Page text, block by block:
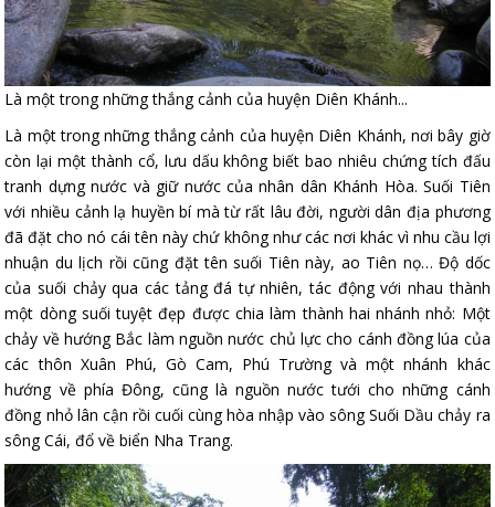
Là một trong những thắng cảnh của huyện Diên Khánh...
Là một trong những thắng cảnh của huyện Diên Khánh, nơi bây giờ
còn lại một thành cổ, lưu dấu không biết bao nhiêu chứng tích đấu
tranh dựng nước và giữ nước của nhân dân Khánh Hòa. Suối Tiên
với nhiều cảnh lạ huyền bí mà từ rất lâu đời, người dân địa phương
đã đặt cho nó cái tên này chứ không như các nơi khác vì nhu cầu lợi
nhuận du lịch rồi cũng đặt tên suối Tiên này, ao Tiên nọ… Độ dốc
của suối chảy qua các tảng đá tự nhiên, tác động với nhau thành
một dòng suối tuyệt đẹp được chia làm thành hai nhánh nhỏ: Một
chảy về hướng Bắc làm nguồn nước chủ lực cho cánh đồng lúa của
các thôn Xuân Phú, Gò Cam, Phú Trường và một nhánh khác
hướng về phía Đông, cũng là nguồn nước tưới cho những cánh
đồng nhỏ lân cận rồi cuối cùng hòa nhập vào sông Suối Dầu chảy ra
sông Cái, đổ về biển Nha Trang.